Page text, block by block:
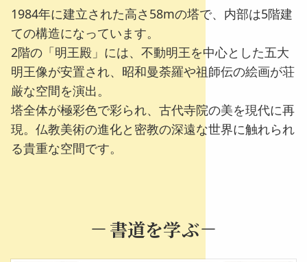
1984年に建立された高さ58mの塔で、内部は5階建
ての構造になっています。
2階の「明王殿」には、不動明王を中心とした五大
明王像が安置され、昭和曼荼羅や祖師伝の絵画が荘
厳な空間を演出。
塔全体が極彩色で彩られ、古代寺院の美を現代に再
現。仏教美術の進化と密教の深遠な世界に触れられ
る貴重な空間です。
書道を学ぶ